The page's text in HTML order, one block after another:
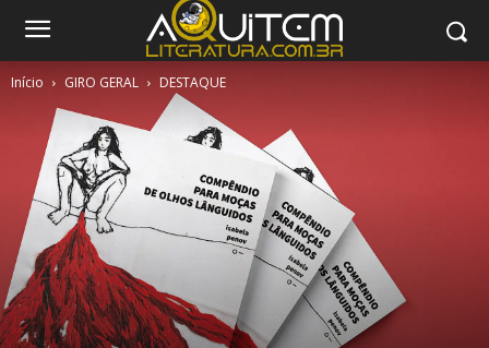
Início GIRO GERAL DESTAQUE